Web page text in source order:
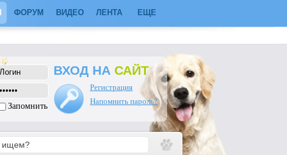
ФОРУМ ВИДЕО ЛЕНТА ЕЩЕ
Запомнить
ВХОД НА САЙТ
Регистрация
Напомнить пароль?